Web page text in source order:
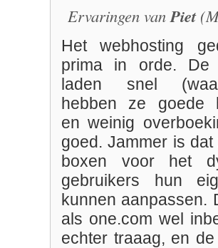
Ervaringen vanPiet
Het webhosting
prima in orde. De
laden snel
hebben ze goede
en weinig
goed. Jammer is
boxen voor het
gebruikers hun
kunnen aanpassen.
als one.com wel
echter traaag, en